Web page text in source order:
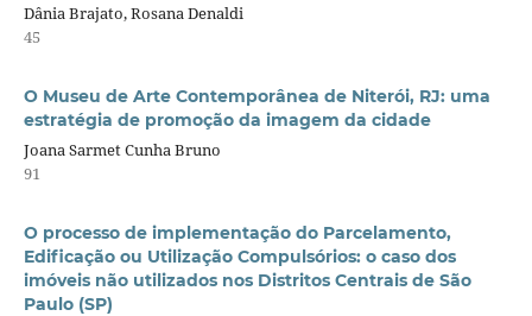
Dânia Brajato, Rosana Denaldi
45
O Museu de Arte Contemporânea de Niterói, RJ: uma
estratégia de promoção da imagem da cidade
Joana Sarmet Cunha Bruno
91
O processo de implementação do Parcelamento,
Edificação ou Utilização Compulsórios: o caso dos
imóveis não utilizados nos Distritos Centrais de São
Paulo (SP)